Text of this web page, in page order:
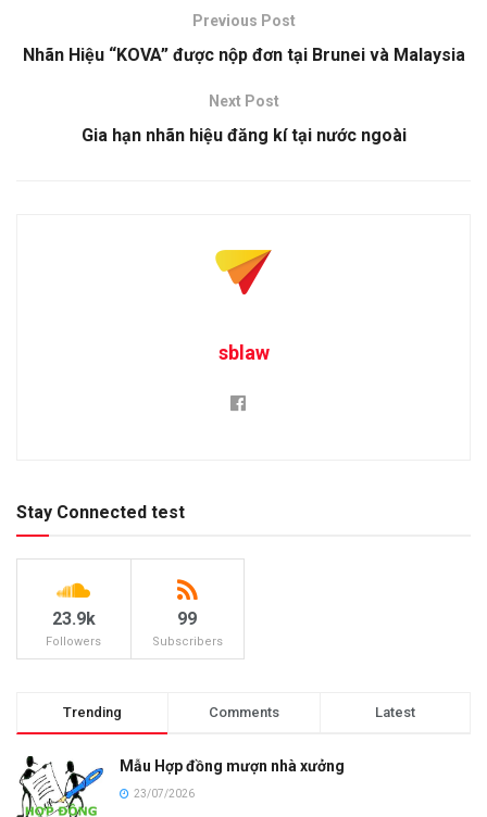
Previous Post
Nhãn Hiệu “KOVA” được nộp đơn tại Brunei và Malaysia
Next Post
Gia hạn nhãn hiệu đăng kí tại nước ngoài
sblaw
Stay Connected test
23.9k
Followers
99
Subscribers
Trending Comments Latest
Mẫu Hợp đồng mượn nhà xưởng
23/07/2026